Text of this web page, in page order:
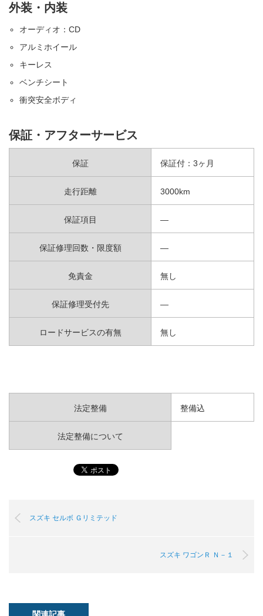
外装・内装
オーディオ：CD
アルミホイール
キーレス
ベンチシート
衝突安全ボディ
保証・アフターサービス
保証 保証付：3ヶ月
走行距離 3000km
保証項目 —
保証修理回数・限度額 —
免責金 無し
保証修理受付先 —
ロードサービスの有無 無し
法定整備 整備込
法定整備について
スズキ セルボ Ｇリミテッド
スズキ ワゴンＲ Ｎ－１
関連記事